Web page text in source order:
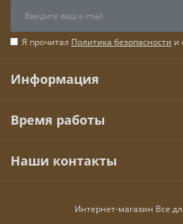
Я прочитал Политика безопасности и
Информация
Время работы
Наши контакты
Интернет-магазин Все